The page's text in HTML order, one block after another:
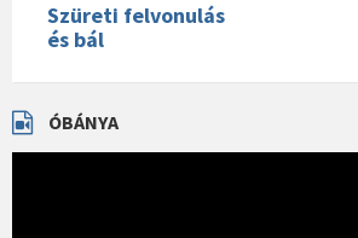
Szüreti felvonulás
és bál
ÓBÁNYA